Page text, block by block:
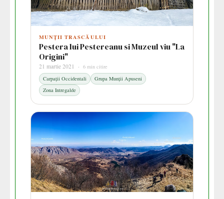
MUNȚII TRASCĂULUI
Pestera lui Pestereanu si Muzeul viu "La
Origini"
21 martie 2021 · 6 min citire
Carpații Occidentali
Grupa Munții Apuseni
Zona Intregalde